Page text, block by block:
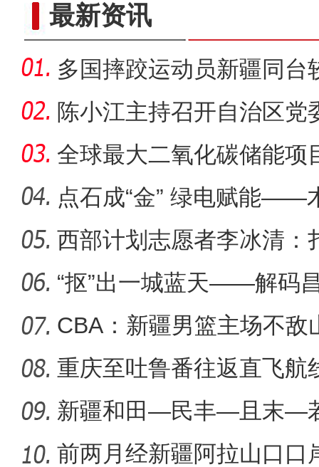
最新资讯
多国摔跤运动员新疆同台
陈小江主持召开自治区党
小组会
全球最大二氧化碳储能项
点石成“金” 绿电赋能——
造金
西部计划志愿者李冰清：
“抠”出一城蓝天——解码
攻坚
CBA：新疆男篮主场不敌
重庆至吐鲁番往返直飞航
新疆和田—民丰—且末—
程开工
前两月经新疆阿拉山口口